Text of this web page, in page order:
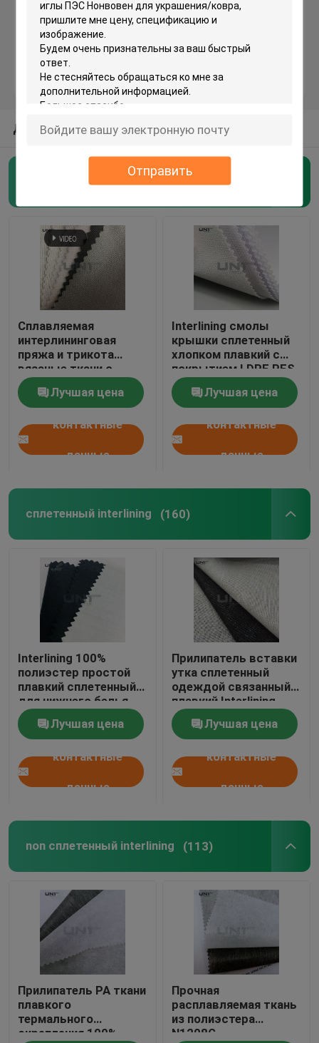
Отправить
сплетенный interlining
non сплетенный interlining
Interlining
Interlining рубашки
Ткань связи Интерлининг
Ткань затыловки вышивки
Не сплетенная ткань
спанбонд не соткана ткань PP
ткань nonwoven spunlace
Вспомогательное оборудование одежд
Шить пусковые площадки плеча
крен головки втулки
Нетканые изделия для пробивания иглы
ДРУГИЕ КАТЕГОРИИ ОТ НАС
Плавкий interlining (127)
Сплавляемая
интерлининговая
пряжа и трикота
вязаные ткани с
влажной отделкой
W1110Лучшая цена
контактные
данные
Interlining смолы
крышки сплетенный
хлопком плавкий с
покрытием LDPE PES
Лучшая цена
контактные
данные
сплетенный interlining (160)
Interlining 100%
полиэстер простой
плавкий сплетенный
для нижнего белья
женщин
Лучшая цена
контактные
данные
Прилипатель вставки
утка сплетенный
одеждой связанный
плавкий Interlining
Лучшая цена
контактные
данные
non сплетенный interlining (113)
Прилипатель PA ткани
плавкого
термального
скрепления 100%
Прочная
расплавляемая ткань
из полиэстера
N1208G